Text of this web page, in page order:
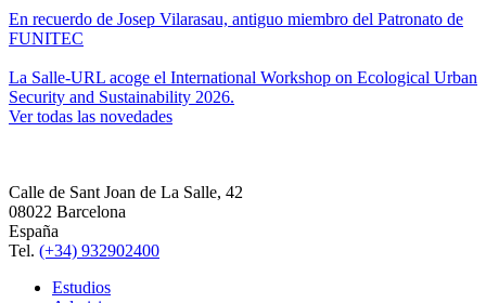
En recuerdo de Josep Vilarasau, antiguo miembro del Patronato de
FUNITEC
La Salle-URL acoge el International Workshop on Ecological Urban
Security and Sustainability 2026.
Ver todas las novedades
Calle de Sant Joan de La Salle, 42
08022 Barcelona
España
Tel. (+34) 932902400
Estudios